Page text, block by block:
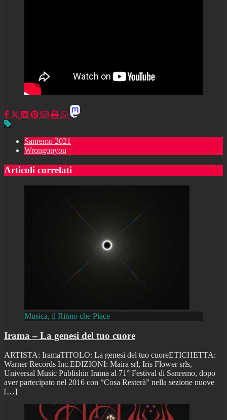
Sanremo 2021
Wrongonyou
Articoli correlati
Musica, il Ritmo che Piace
Irama – La genesi del tuo cuore
ARTISTA: IramaTITOLO: La genesi del tuo cuoreETICHETTA:
Warner Records Inc.EDIZIONI: Maira srl, Iris Flower srls,
Universal Music Publishin Irama al 71° Festival di Sanremo, dopo
aver partecipato nel 2016 con “Cosa Resterà” nella sezione nuove
[…]